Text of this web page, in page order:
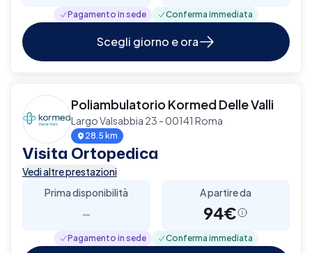
Pagamento in sede Conferma immediata
Scegli giorno e ora
Poliambulatorio Kormed Delle Valli
Largo Valsabbia 23 - 00141 Roma
28.5 km
Visita Ortopedica
Vedi altre prestazioni
Prima disponibilità
-
A partire da
94€
Pagamento in sede Conferma immediata